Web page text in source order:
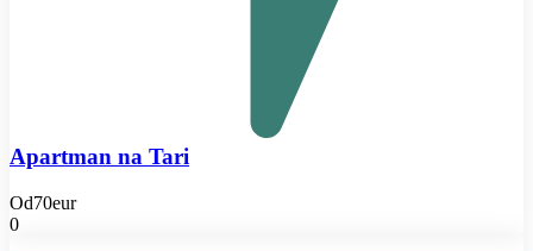
Apartman na Tari
Od70eur
0